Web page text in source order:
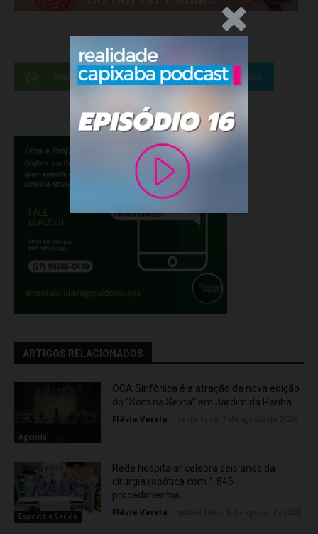
WhatsApp Facebook Twitter
ARTIGOS RELACIONADOS
Agenda
OCA Sinfônica é a atração da nova edição
do “Som na Sexta” em Jardim da Penha
Flávia Varela
Esporte e Saúde
Rede hospitalar celebra seis anos da
cirurgia robótica com 1.845
procedimentos
Flávia Varela